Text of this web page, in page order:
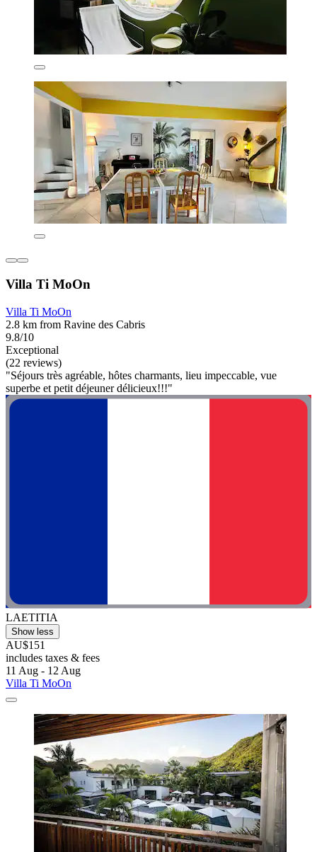
Villa Ti MoOn
Villa Ti MoOn
2.8 km from Ravine des Cabris
9.8/10
Exceptional
(22 reviews)
"Séjours très agréable, hôtes charmants, lieu impeccable, vue
superbe et petit déjeuner délicieux!!!"
LAETITIA
Show less
AU$151
includes taxes & fees
11 Aug - 12 Aug
Villa Ti MoOn